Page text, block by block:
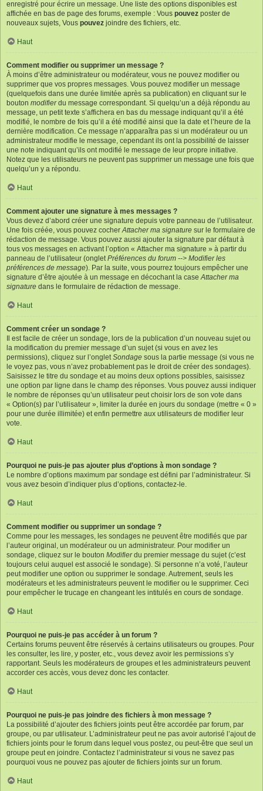
enregistré pour écrire un message. Une liste des options disponibles est
affichée en bas de page des forums, exemple : Vous pouvez poster de
nouveaux sujets, Vous pouvez joindre des fichiers, etc.
Haut
Comment modifier ou supprimer un message ?
À moins d’être administrateur ou modérateur, vous ne pouvez modifier ou
supprimer que vos propres messages. Vous pouvez modifier un message
(quelquefois dans une durée limitée après sa publication) en cliquant sur le
bouton modifierdu message correspondant. Si quelqu’un a déjà répondu au
message, un petit texte s’affichera en bas du message indiquant qu’il a été
modifié, le nombre de fois qu’il a été modifié ainsi que la date et l’heure de la
dernière modification. Ce message n’apparaîtra pas si un modérateur ou un
administrateur modifie le message, cependant ils ont la possibilité de laisser
une note indiquant qu’ils ont modifié le message de leur propre initiative.
Notez que les utilisateurs ne peuvent pas supprimer un message une fois que
quelqu’un y a répondu.
Haut
Comment ajouter une signature à mes messages ?
Vous devez d’abord créer une signature depuis votre panneau de l’utilisateur.
Une fois créée, vous pouvez cocherAttacher ma signature sur le formulaire de
rédaction de message. Vous pouvez aussi ajouter la signature par défaut à
tous vos messages en activant l’option « Attacher ma signature » à partir du
panneau de l’utilisateur (ongletPréférences du forum --> Modifier les
préférences de message). Par la suite, vous pourrez toujours empêcher une
signature d’être ajoutée à un message en décochant la caseAttacher ma
signature dans le formulaire de rédaction de message.
Haut
Comment créer un sondage ?
Il est facile de créer un sondage, lors de la publication d’un nouveau sujet ou
la modification du premier message d’un sujet (si vous en avez les
permissions), cliquez sur l’ongletSondage sous la partie message (si vous ne
le voyez pas, vous n’avez probablement pas le droit de créer des sondages).
Saisissez le titre du sondage et au moins deux options possibles, saisissez
une option par ligne dans le champ des réponses. Vous pouvez aussi indiquer
le nombre de réponses qu’un utilisateur peut choisir lors de son vote dans
« Option(s) par l’utilisateur », limiter la durée en jours du sondage (mettre « 0 »
pour une durée illimitée) et enfin permettre aux utilisateurs de modifier leur
vote.
Haut
Pourquoi ne puis-je pas ajouter plus d’options à mon sondage ?
Le nombre d’options maximum par sondage est défini par l’administrateur. Si
vous avez besoin d’indiquer plus d’options, contactez-le.
Haut
Comment modifier ou supprimer un sondage ?
Comme pour les messages, les sondages ne peuvent être modifiés que par
l’auteur original, un modérateur ou un administrateur. Pour modifier un
sondage, cliquez sur le bouton Modifierdu premier message du sujet (c’est
toujours celui auquel est associé le sondage). Si personne n’a voté, l’auteur
peut modifier une option ou supprimer le sondage. Autrement, seuls les
modérateurs et les administrateurs peuvent le modifier ou le supprimer. Ceci
pour empêcher le trucage en changeant les intitulés en cours de sondage.
Haut
Pourquoi ne puis-je pas accéder à un forum ?
Certains forums peuvent être réservés à certains utilisateurs ou groupes. Pour
les consulter, les lire, y poster, etc., vous devez avoir les permissions s’y
rapportant. Seuls les modérateurs de groupes et les administrateurs peuvent
accorder ces accès, vous devez donc les contacter.
Haut
Pourquoi ne puis-je pas joindre des fichiers à mon message ?
La possibilité d’ajouter des fichiers joints peut être accordée par forum, par
groupe, ou par utilisateur. L’administrateur peut ne pas avoir autorisé l’ajout de
fichiers joints pour le forum dans lequel vous postez, ou peut-être que seul un
groupe peut en joindre. Contactez l’administrateur si vous ne savez pas
pourquoi vous ne pouvez pas ajouter de fichiers joints sur un forum.
Haut